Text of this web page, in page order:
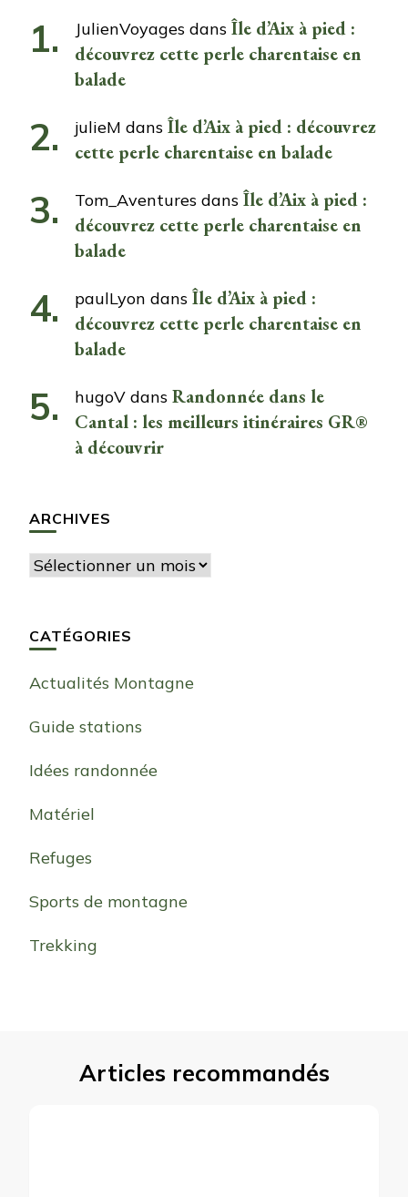
JulienVoyages dans Île d’Aix à pied :
découvrez cette perle charentaise en
balade
julieM dans Île d’Aix à pied : découvrez
cette perle charentaise en balade
Tom_Aventures dans Île d’Aix à pied :
découvrez cette perle charentaise en
balade
paulLyon dans Île d’Aix à pied :
découvrez cette perle charentaise en
balade
hugoV dans Randonnée dans le
Cantal : les meilleurs itinéraires GR®
à découvrir
ARCHIVES
Archives
CATÉGORIES
Actualités Montagne
Guide stations
Idées randonnée
Matériel
Refuges
Sports de montagne
Trekking
Articles recommandés